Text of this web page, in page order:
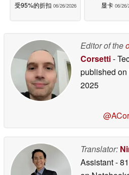
受95%的折扣 06/26/2026
显卡 06/26/
Editor of the
Corsetti-
published
2025
Translator:
Assistant-